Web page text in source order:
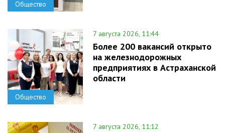
Общество
Общество
7 августа 2026, 11:44
Более 200 вакансий открыто
на железнодорожных
предприятиях в Астраханской
области
7 августа 2026, 11:12